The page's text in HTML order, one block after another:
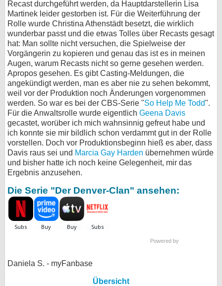
Recast durchgeführt werden, da Hauptdarstellerin Lisa
Martinek leider gestorben ist. Für die Weiterführung der
Rolle wurde Christina Athenstädt besetzt, die wirklich
wunderbar passt und die etwas Tolles über Recasts gesagt
hat: Man sollte nicht versuchen, die Spielweise der
Vorgängerin zu kopieren und genau das ist es in meinen
Augen, warum Recasts nicht so gerne gesehen werden.
Apropos gesehen. Es gibt Casting-Meldungen, die
angekündigt werden, man es aber nie zu sehen bekommt,
weil vor der Produktion noch Änderungen vorgenommen
werden. So war es bei der CBS-Serie "So Help Me Todd".
Für die Anwaltsrolle wurde eigentlich Geena Davis
gecastet, worüber ich mich wahnsinnig gefreut habe und
ich konnte sie mir bildlich schon verdammt gut in der Rolle
vorstellen. Doch vor Produktionsbeginn hieß es aber, dass
Davis raus sei und Marcia Gay Harden übernehmen würde
und bisher hatte ich noch keine Gelegenheit, mir das
Ergebnis anzusehen.
Die Serie "Der Denver-Clan" ansehen:
Powered by
Daniela S. - myFanbase
Übersicht